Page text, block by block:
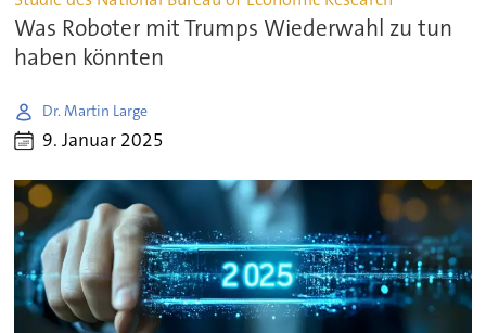
Was Roboter mit Trumps Wiederwahl zu tun
haben könnten
Dr. Martin Large
9. Januar 2025